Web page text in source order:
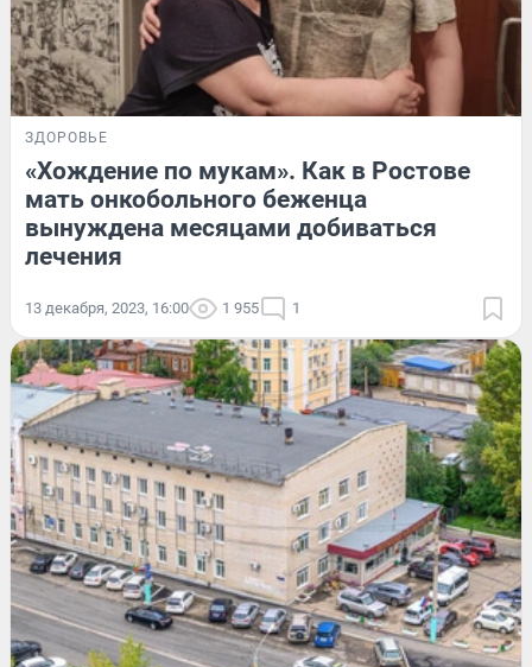
ЗДОРОВЬЕ
«Хождение по мукам». Как в Ростове
мать онкобольного беженца
вынуждена месяцами добиваться
лечения
13 декабря, 2023, 16:00 1 955 1